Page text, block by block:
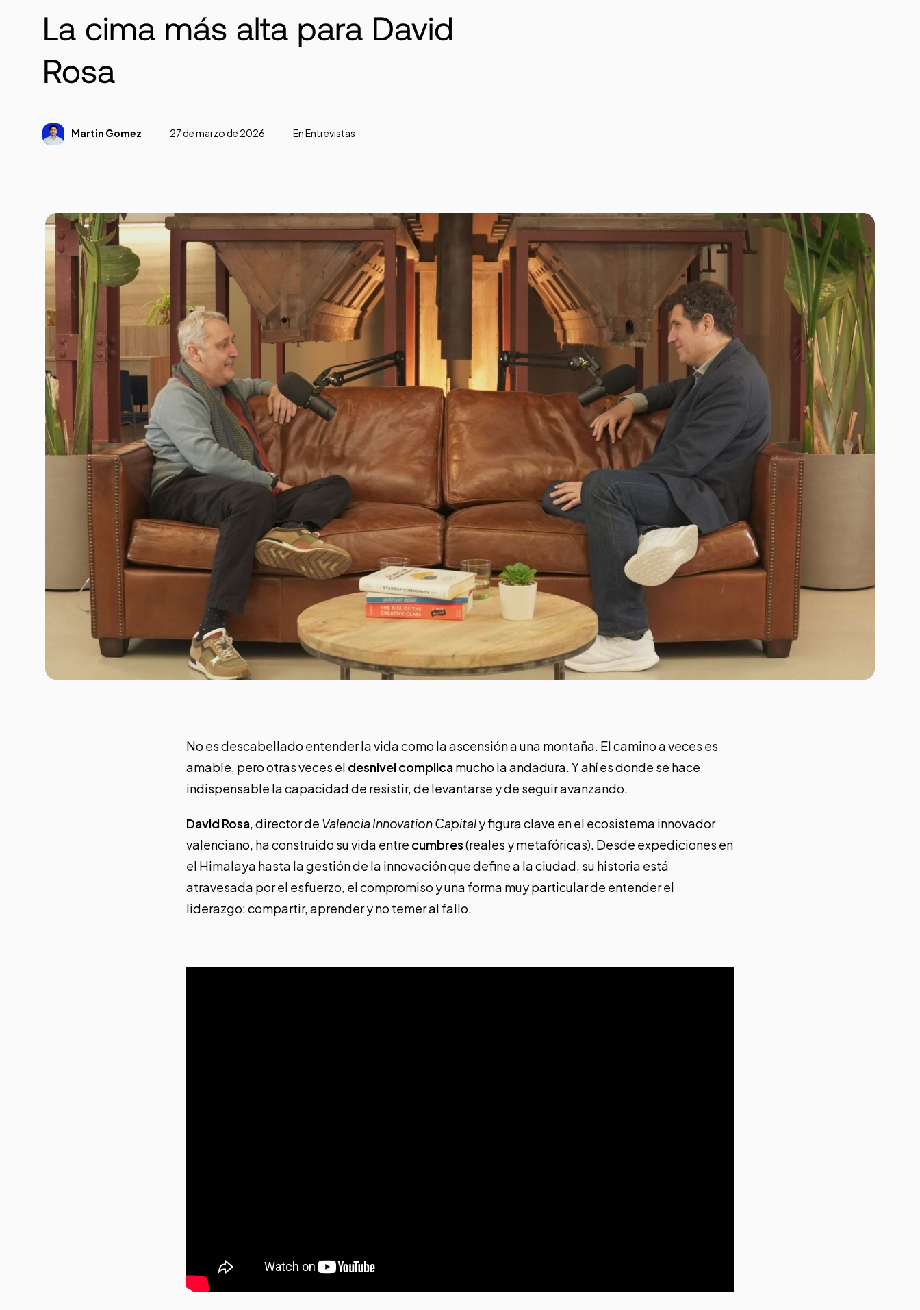
La cima más alta para David
Rosa
Martin Gomez 27 de marzo de 2026 EnEntrevistas
No es descabellado entender la vida como la ascensión a una montaña. El camino a veces es
amable, pero otras veces el desnivel complicamucho la andadura. Y ahí es donde se hace
indispensable la capacidad de resistir, de levantarse y de seguir avanzando.
David Rosa, director de Valencia Innovation Capitaly figura clave en el ecosistema innovador
valenciano, ha construido su vida entre cumbres(reales y metafóricas). Desde expediciones en
el Himalaya hasta la gestión de la innovación que define a la ciudad, su historia está
atravesada por el esfuerzo, el compromiso y una forma muy particular de entender el
liderazgo: compartir, aprender y no temer al fallo.